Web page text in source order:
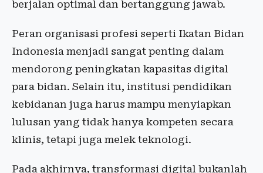
berjalan optimal dan bertanggung jawab.
Peran organisasi profesi seperti Ikatan Bidan
Indonesia menjadi sangat penting dalam
mendorong peningkatan kapasitas digital
para bidan. Selain itu, institusi pendidikan
kebidanan juga harus mampu menyiapkan
lulusan yang tidak hanya kompeten secara
klinis, tetapi juga melek teknologi.
Pada akhirnya, transformasi digital bukanlah